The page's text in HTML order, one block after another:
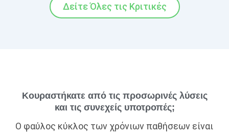
Δείτε Όλες τις Κριτικές
Κουραστήκατε από τις προσωρινές λύσεις
και τις συνεχείς υποτροπές;
Ο φαύλος κύκλος των χρόνιων παθήσεων είναι